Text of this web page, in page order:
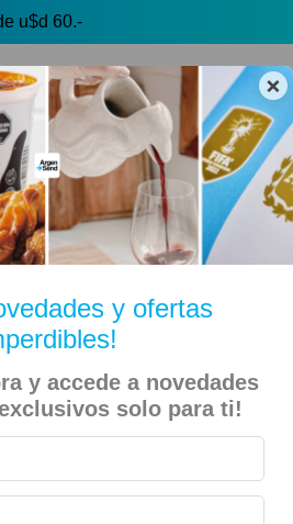
×
y ofertas
y accede a novedades
solo para ti!
u$d 60.-
🏷️ Todas las categorías
Day
Lager 410ml